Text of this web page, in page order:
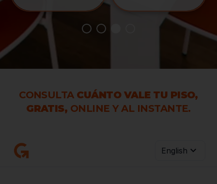
CONSULTA CUÁNTO VALE TU PISO,
GRATIS, ONLINE Y AL INSTANTE.